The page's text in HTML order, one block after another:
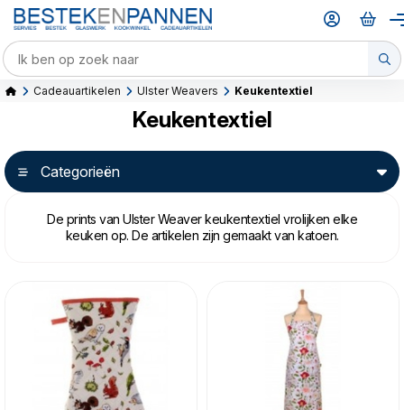
Cadeauartikelen Ulster Weavers Keukentextiel
Keukentextiel
Categorieën
De prints van Ulster Weaver keukentextiel vrolijken elke
keuken op. De artikelen zijn gemaakt van katoen.